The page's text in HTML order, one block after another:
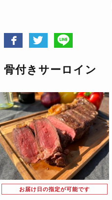
骨付きサーロイン
お届け日の指定が可能です